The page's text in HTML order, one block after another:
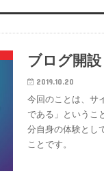
ブログ開
2019.10.20
今回のことは、サ
である」というこ
分自身の体験とし
ことです。